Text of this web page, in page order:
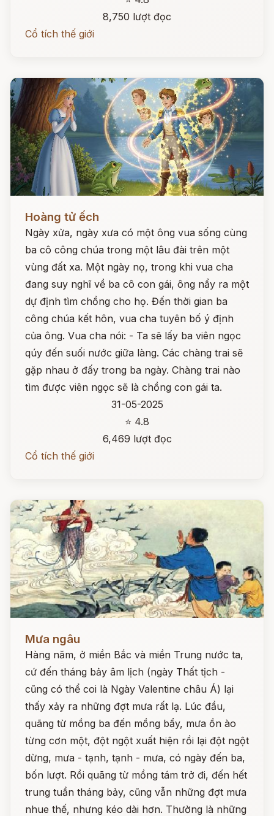
8,750 lượt đọc
Cổ tích thế giới
Hoàng tử ếch
Ngày xửa, ngày xưa có một ông vua sống cùng
ba cô công chúa trong một lâu đài trên một
vùng đất xa. Một ngày nọ, trong khi vua cha
đang suy nghĩ về ba cô con gái, ông nẩy ra một
dự định tìm chồng cho họ. Đến thời gian ba
công chúa kết hôn, vua cha tuyên bố ý định
của ông. Vua cha nói: - Ta sẽ lấy ba viên ngọc
qúy đến suối nước giữa làng. Các chàng trai sẽ
gặp nhau ở đấy trong ba ngày. Chàng trai nào
tìm được viên ngọc sẽ là chồng con gái ta.
31-05-2025
⭐ 4.8
6,469 lượt đọc
Cổ tích thế giới
Mưa ngâu
Hàng năm, ở miền Bắc và miền Trung nước ta,
cứ đến tháng bảy âm lịch (ngày Thất tịch -
cũng có thể coi là Ngày Valentine châu Á) lại
thấy xảy ra những đợt mưa rất lạ. Lúc đầu,
quãng từ mồng ba đến mồng bẩy, mưa ồn ào
từng cơn một, đột ngột xuất hiện rồi lại đột ngột
dừng, mưa - tạnh, tạnh - mưa, có ngày đến ba,
bốn lượt. Rồi quãng từ mồng tám trở đi, đến hết
trung tuần tháng bảy, cũng vẫn những đợt mưa
nhue thế, nhưng kéo dài hơn. Thường là những